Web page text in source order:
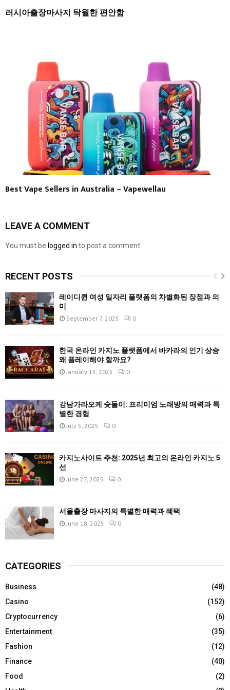
러시아출장마사지 탁월한 편안함
Best Vape Sellers in Australia – Vapewellau
LEAVE A COMMENT
You must be logged in to post a comment.
RECENT POSTS
레이디퀸 여성 일자리 플랫폼의 차별화된 장점과 의
미
September 7, 2025 0
한국 온라인 카지노 플랫폼에서 바카라의 인기 상승
왜 플레이해야 할까요?
January 15, 2025 0
강남가라오케 슛돌이: 프리미엄 노래방의 매력과 특
별한 경험
July 5, 2025 0
카지노사이트 추천: 2025년 최고의 온라인 카지노 5
선
June 27, 2025 0
서울출장 마사지의 특별한 매력과 혜택
June 18, 2025 0
CATEGORIES
Business
(48)
Casino
(152)
Cryptocurrency
(6)
Entertainment
(35)
Fashion
(12)
Finance
(40)
Food
(2)